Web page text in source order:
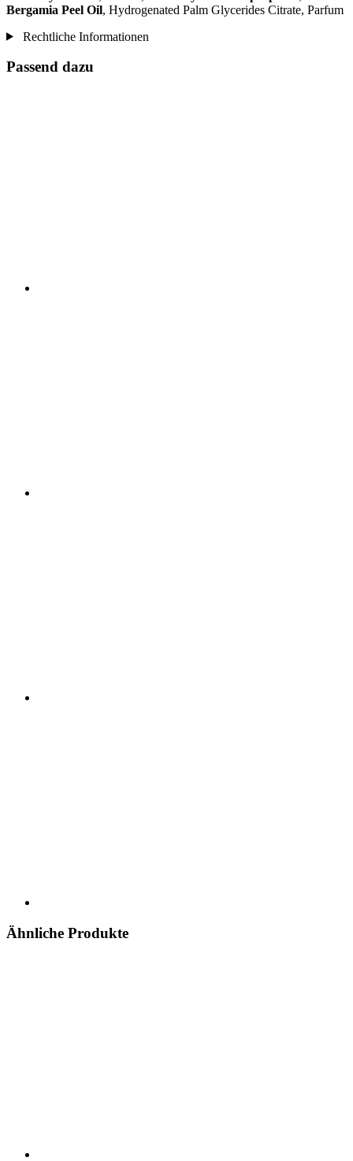
Bergamia Peel Oil, Hydrogenated Palm Glycerides Citrate, Parfum
Rechtliche Informationen
Passend dazu
Ähnliche Produkte